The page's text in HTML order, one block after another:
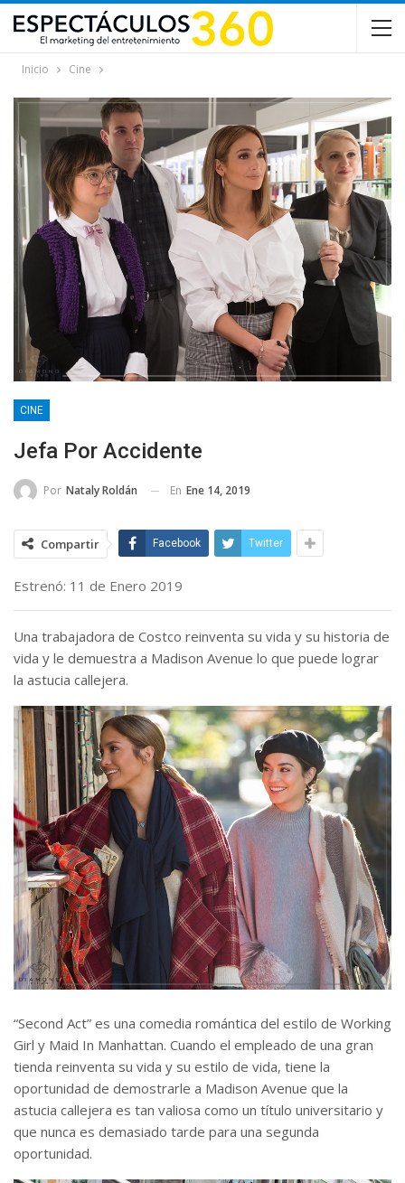
Inicio Cine
CINE
Jefa Por Accidente
Por Nataly Roldán En Ene 14, 2019
Compartir Facebook Twitter
Estrenó: 11 de Enero 2019
Una trabajadora de Costco reinventa su vida y su historia de
vida y le demuestra a Madison Avenue lo que puede lograr
la astucia callejera.
“Second Act” es una comedia romántica del estilo de Working
Girl y Maid In Manhattan. Cuando el empleado de una gran
tienda reinventa su vida y su estilo de vida, tiene la
oportunidad de demostrarle a Madison Avenue que la
astucia callejera es tan valiosa como un título universitario y
que nunca es demasiado tarde para una segunda
oportunidad.